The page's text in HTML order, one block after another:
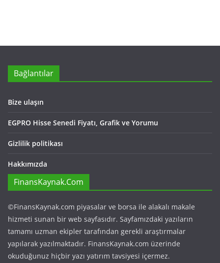
Bağlantılar
Bize ulaşın
EGPRO Hisse Senedi Fiyatı, Grafik ve Yorumu
Gizlilik politikası
Hakkımızda
FinansKaynak.Com
©FinansKaynak.com piyasalar ve borsa ile alakalı makale
hizmeti sunan bir web sayfasıdır. Sayfamızdaki yazıların
tamamı uzman ekipler tarafından gerekli araştırmalar
yapılarak yazılmaktadır. FinansKaynak.com üzerinde
okuduğunuz hiçbir yazı yatırım tavsiyesi içermez.